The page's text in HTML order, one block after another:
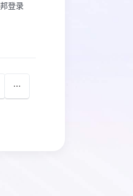
登录